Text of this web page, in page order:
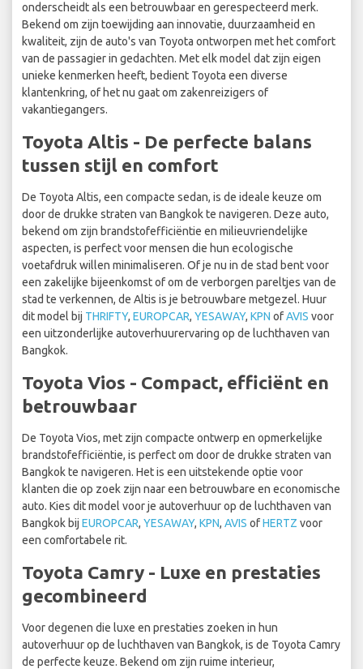
onderscheidt als een betrouwbaar en gerespecteerd merk.
Bekend om zijn toewijding aan innovatie, duurzaamheid en
kwaliteit, zijn de auto's van Toyota ontworpen met het comfort
van de passagier in gedachten. Met elk model dat zijn eigen
unieke kenmerken heeft, bedient Toyota een diverse
klantenkring, of het nu gaat om zakenreizigers of
vakantiegangers.
Toyota Altis - De perfecte balans
tussen stijl en comfort
De Toyota Altis, een compacte sedan, is de ideale keuze om
door de drukke straten van Bangkok te navigeren. Deze auto,
bekend om zijn brandstofefficiëntie en milieuvriendelijke
aspecten, is perfect voor mensen die hun ecologische
voetafdruk willen minimaliseren. Of je nu in de stad bent voor
een zakelijke bijeenkomst of om de verborgen pareltjes van de
stad te verkennen, de Altis is je betrouwbare metgezel. Huur
dit model bij THRIFTY, EUROPCAR, YESAWAY, KPN ofAVIS voor
een uitzonderlijke autoverhuurervaring op de luchthaven van
Bangkok.
Toyota Vios - Compact, efficiënt en
betrouwbaar
De Toyota Vios, met zijn compacte ontwerp en opmerkelijke
brandstofefficiëntie, is perfect om door de drukke straten van
Bangkok te navigeren. Het is een uitstekende optie voor
klanten die op zoek zijn naar een betrouwbare en economische
auto. Kies dit model voor je autoverhuur op de luchthaven van
Bangkok bij EUROPCAR, YESAWAY, KPN, AVIS ofHERTZ voor
een comfortabele rit.
Toyota Camry - Luxe en prestaties
gecombineerd
Voor degenen die luxe en prestaties zoeken in hun
autoverhuur op de luchthaven van Bangkok, is de Toyota Camry
de perfecte keuze. Bekend om zijn ruime interieur,